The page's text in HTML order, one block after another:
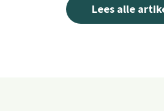
Lees alle